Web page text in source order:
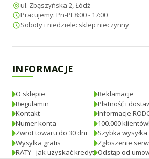
ul. Zbąszyńska 2, Łódź
Pracujemy: Pn-Pt 8:00 - 17:00
Soboty i niedziele: sklep nieczynny
INFORMACJE
O sklepie
Regulamin
Kontakt
Numer konta
Zwrot towaru do 30 dni
Wysyłka gratis
RATY - jak uzyskać kredyt
Reklamacje
Płatność i
Informacje
100.000 klientów!
Szybka wysyłka
Zgłoszenie
Odstąp od